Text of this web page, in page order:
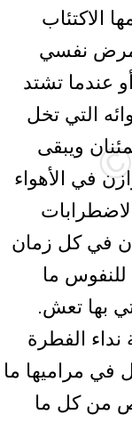
الاكتئاب
مرض نفسي
عندما تشتد
التي تخل
ويبقى
في الأهواء
في كل زمان
للنفوس ما
بها تعش.
نداء الفطرة
في مراميها ما
من كل ما